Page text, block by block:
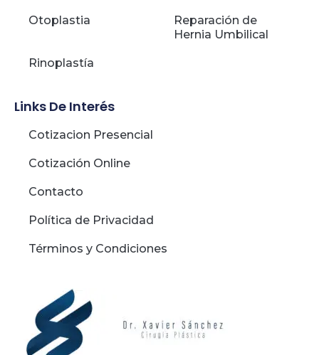
Otoplastia
Reparación de
Hernia Umbilical
Rinoplastía
Links De Interés
Cotizacion Presencial
Cotización Online
Contacto
Política de Privacidad
Términos y Condiciones